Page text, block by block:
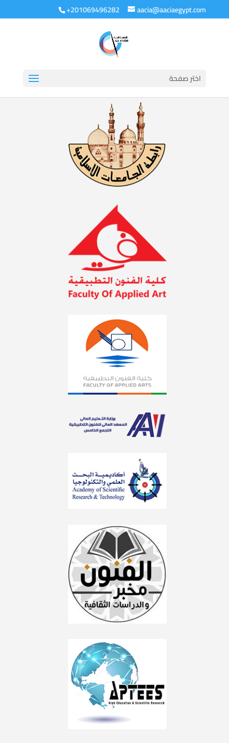
+201069496282 aacia@aaciaegypt.com
اختر صفحة